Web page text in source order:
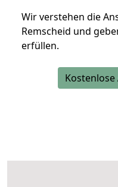
Wir verstehen die
Remscheid und
erfüllen.